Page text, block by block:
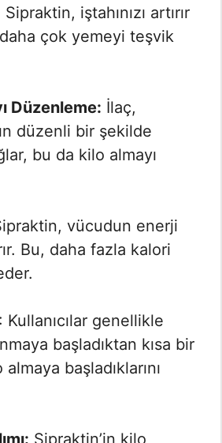
Sipraktin, iştahınızı artırır
çok yemeyi teşvik
Düzenleme: İlaç,
düzenli bir şekilde
bu da kilo almayı
vücudun enerji
Bu, daha fazla kalori
: Kullanıcılar genellikle
başladıktan kısa bir
başladıklarını
Sipraktin’in kilo